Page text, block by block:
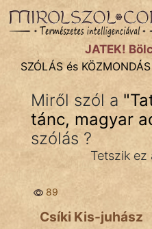
SZÓLÁS ÉS
Bibliai
Közmondások
Rímelő
JÁTÉK!
SZÓLÁS és KÖZMONDÁS
Miről szól a "
tánc, magyar
szólás ?
Tetszik ez
89
Csíki Kis-juhász